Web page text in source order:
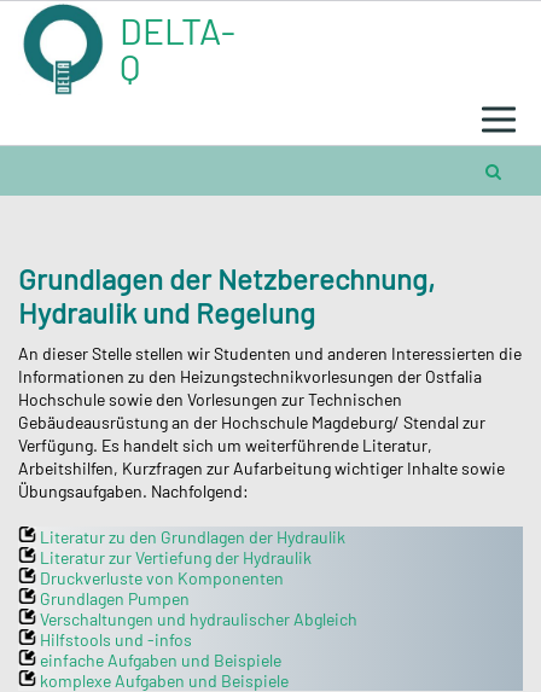
content
DELTA-
Q
Grundlagen der Netzberechnung,
Hydraulik und Regelung
An dieser Stelle stellen wir Studenten und anderen Interessierten die
Informationen zu den Heizungstechnikvorlesungen der Ostfalia
Hochschule sowie den Vorlesungen zur Technischen
Gebäudeausrüstung an der Hochschule Magdeburg/ Stendal zur
Verfügung. Es handelt sich um weiterführende Literatur,
Arbeitshilfen, Kurzfragen zur Aufarbeitung wichtiger Inhalte sowie
Übungsaufgaben. Nachfolgend:
Literatur zu den Grundlagen der Hydraulik
Literatur zur Vertiefung der Hydraulik
Druckverluste von Komponenten
Grundlagen Pumpen
Verschaltungen und hydraulischer Abgleich
Hilfstools und -infos
einfache Aufgaben und Beispiele
komplexe Aufgaben und Beispiele